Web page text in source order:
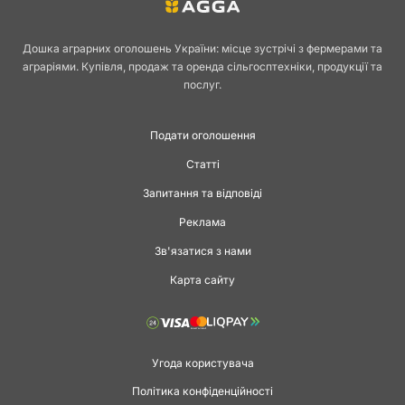
Дошка аграрних оголошень України: місце зустрічі з фермерами та
аграріями. Купівля, продаж та оренда сільгосптехніки, продукції та
послуг.
Подати оголошення
Статті
Запитання та відповіді
Реклама
Зв'язатися з нами
Карта сайту
Угода користувача
Політика конфіденційності